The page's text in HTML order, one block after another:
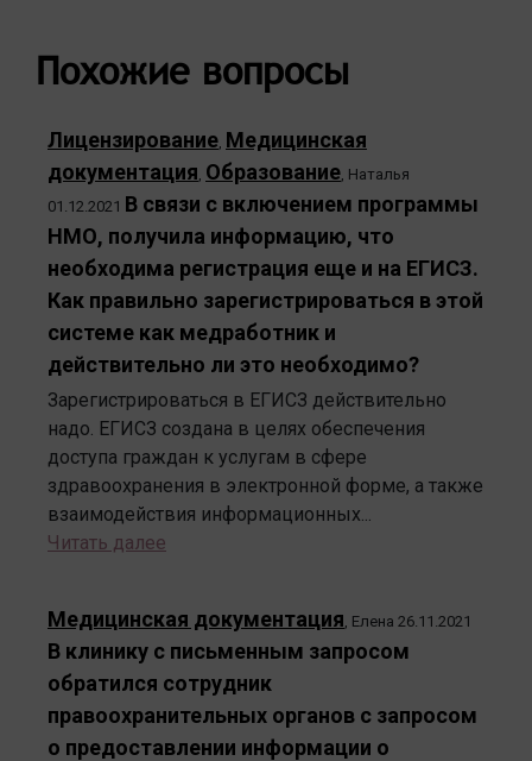
Похожие вопросы
Лицензирование Медицинская
документация Образование Наталья
01.12.2021 В связи с включением программы
НМО, получила информацию, что
необходима регистрация еще и на ЕГИСЗ.
Как правильно зарегистрироваться в этой
системе как медработник и
действительно ли это необходимо?
Зарегистрироваться в ЕГИСЗ действительно
надо. ЕГИСЗ создана в целях обеспечения
доступа граждан к услугам в сфере
здравоохранения в электронной форме, а также
взаимодействия информационных...
Читать далее
Медицинская документация Елена 26.11.2021
В клинику с письменным запросом
обратился сотрудник
правоохранительных органов с запросом
о предоставлении информации о